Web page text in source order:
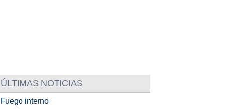
ÚLTIMAS NOTICIAS
Fuego interno